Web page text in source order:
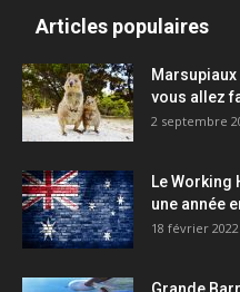
Articles populaires
vous allez
2 septembre
Le Working
une année
18 février 2022